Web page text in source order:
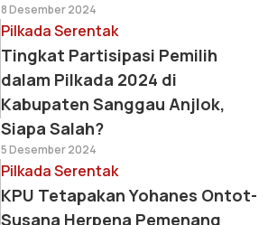
8 Desember 2024
Pilkada Serentak
Tingkat Partisipasi Pemilih
dalam Pilkada 2024 di
Kabupaten Sanggau Anjlok,
Siapa Salah?
5 Desember 2024
Pilkada Serentak
KPU Tetapakan Yohanes Ontot-
Susana Herpena Pemenang